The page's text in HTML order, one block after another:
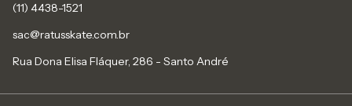
(11) 4438-1521
sac@ratusskate.com.br
Rua Dona Elisa Fláquer, 286 - Santo André